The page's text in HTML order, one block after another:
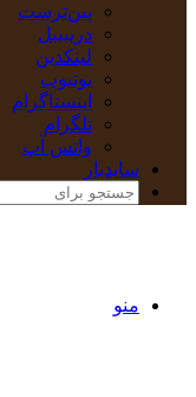
‫پین‌ترست
دریبببل
لینکدین
یوتیوب
اینستاگرام
تلگرام
واتس آپ
سایدبار
منو